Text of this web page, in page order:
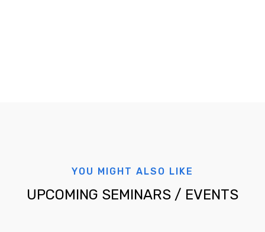
ของทิศทางลมในห้องต่าง ๆ เป็นต้น
YOU MIGHT ALSO LIKE
UPCOMING SEMINARS / EVENTS